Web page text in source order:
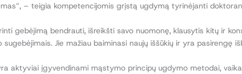
– teigia kompetencijomis grįstą ugdymą tyrinėjanti
gebėjimą bendrauti, išreikšti savo nuomonę, klausytis kitų ir
Jie mažiau baiminasi naujų iššūkių ir yra pasirengę
aktyviai įgyvendinami mąstymo principų ugdymo metodai,